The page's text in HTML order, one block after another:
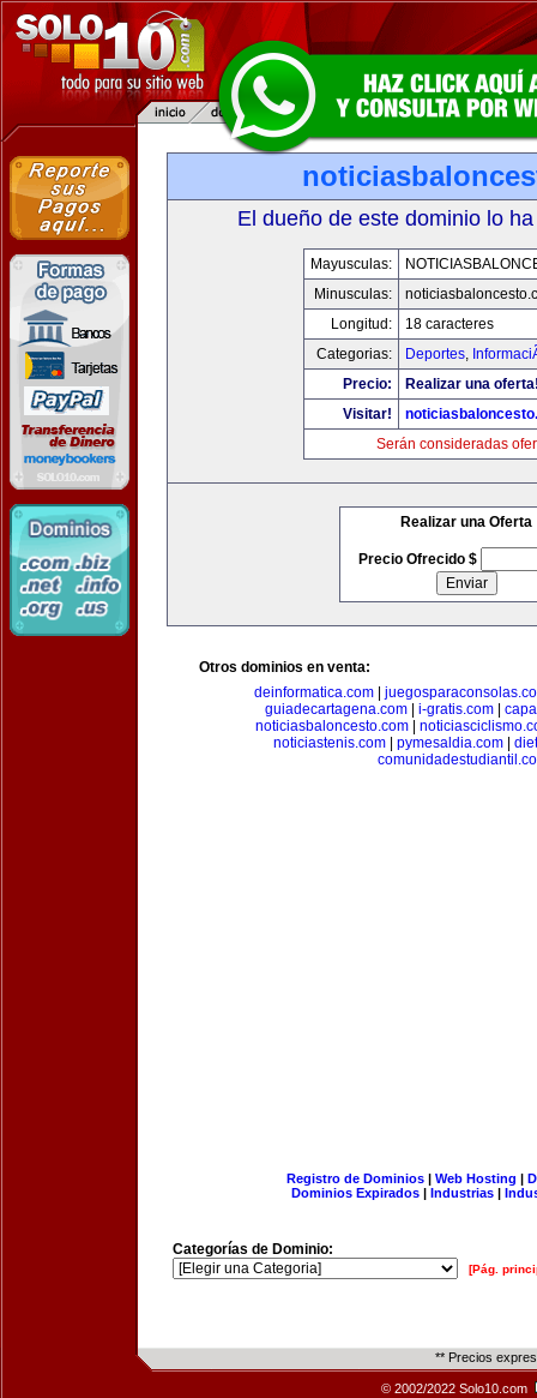
El dueño de este dominio lo
Mayusculas:
Minusculas:
Longitud:
18 caracteres
Categorias:
Deportes,
Precio:
Realizar una
Visitar!
Serán consideradas
Realizar una Oferta
Precio Ofrecido $
Otros dominios en venta:
deinformatica.com
guiadecartagena.com| i-gratis.com|
noticiasbaloncesto.com
noticiastenis.com
pymesaldia.com
Registro de Dominios| Web Hosting |
Dominios Expirados | Industrias |
Categorías de Dominio:
[Pág.
** Precios
© 2002/2022 Solo10.com